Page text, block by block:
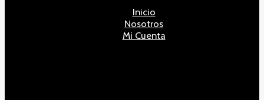
Inicio
Nosotros
Mi Cuenta